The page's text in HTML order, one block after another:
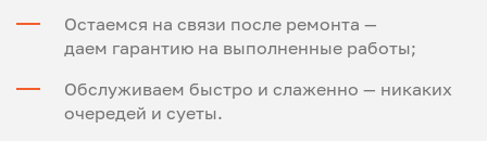
Остаемся на связи после ремонта —
даем гарантию на выполненные работы;
Обслуживаем быстро и слаженно — никаких
очередей и суеты.